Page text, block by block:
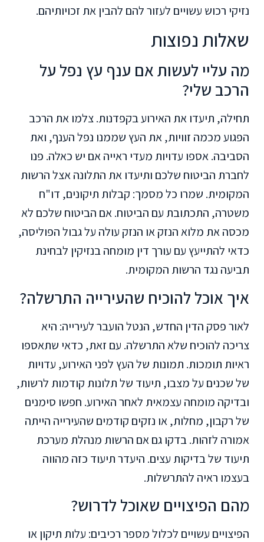
נזיקי רכוש עשויים לעזור להם להבין את זכויותיהם.
שאלות נפוצות
מה עליי לעשות אם ענף עץ נפל על
הרכב שלי?
תחילה, תיעדו את האירוע בקפדנות. צלמו את הרכב
הפגוע מכמה זוויות, את העץ שממנו נפל הענף, ואת
הסביבה. אספו עדויות מעדי ראייה אם יש כאלה. פנו
לחברת הביטוח שלכם ותיעדו את התלונה אצל הרשות
המקומית. שמרו כל מסמך: קבלות תיקונים, דו"ח
משטרה, התכתובת עם הביטוח. אם הביטוח שלכם לא
מכסה את מלוא הנזק או הנזק עולה על גבול הפוליסה,
כדאי להתייעץ עם עורך דין מומחה בנזיקין לבחינת
תביעה נגד הרשות המקומית.
איך אוכל להוכיח שהעירייה התרשלה?
לאור פסק הדין החדש, הנטל הועבר לעירייה: היא
צריכה להוכיח שלא התרשלה. עם זאת, כדאי שתאספו
ראיות תומכות. תמונות של העץ לפני האירוע, עדויות
של שכנים על מצבו, תיעוד של תלונות קודמות לרשות,
ובדיקה מומחה עצמאית לאחר האירוע. חפשו סימנים
של רקבון, מחלות, או נזקים קודמים שהעירייה הייתה
אמורה לזהות. בדקו גם אם הרשות מנהלת מערכת
תיעוד של בדיקות עצים. היעדר תיעוד כזה מהווה
בעצמו ראיה להתרשלות.
מהם הפיצויים שאוכל לדרוש?
הפיצויים עשויים לכלול מספר רכיבים: עלות תיקון או